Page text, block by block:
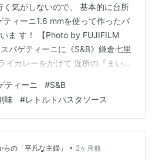
く気がしないので、 基本的に台所
ティーニ1.6 mmを使って作ったパ
ま す！ 【Photo by FUJIFILM
パゲティーニに《S&B》鎌倉七里
イカレーをかけて 近所の『まいば
し て保温しておきます。 スパゲ
のところを10分ゆ でにして、そ
と』で購入の ポテトサラダと台所
乳で溶 く冷製ポタージュでお腹を
あがりのパスタを湯切り…
ティーニ #S&B
味 #レトルトパスタソース
らの「平凡な主婦」 • 2ヶ月前